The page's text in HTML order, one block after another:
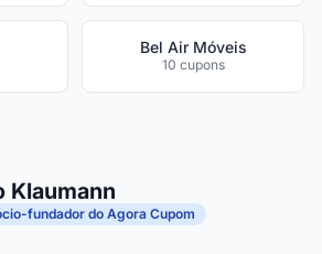
Bel Air Móveis
10 cupons
Klaumann
fundador do Agora Cupom